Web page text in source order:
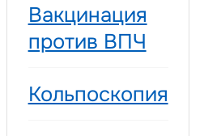
Вакцинация
против ВПЧ
Кольпоскопия